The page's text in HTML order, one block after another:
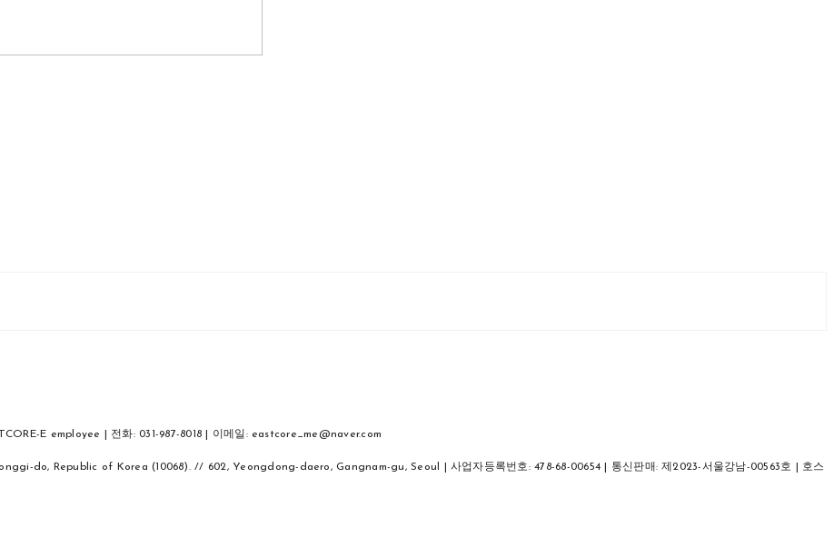
E employee | 전화: 031-987-8018 | 이메일: eastcore_me@naver.com
do, Republic of Korea (10068). // 602, Yeongdong-daero, Gangnam-gu, Seoul | 사업자등록번호:478-68-00654 | 통신판매:제2023-서울강남-00563호
| 호스